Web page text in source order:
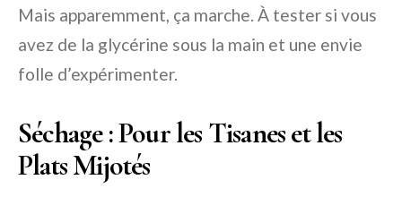
Mais apparemment, ça marche. À tester si vous
avez de la glycérine sous la main et une envie
folle d’expérimenter.
Séchage : Pour les Tisanes et les
Plats Mijotés